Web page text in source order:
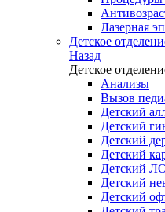
Лазерная
Детское
Назад
Детское
Анализы
Вызов
Детский
Детский
Детский
Детский
Детский
Детский
Детский